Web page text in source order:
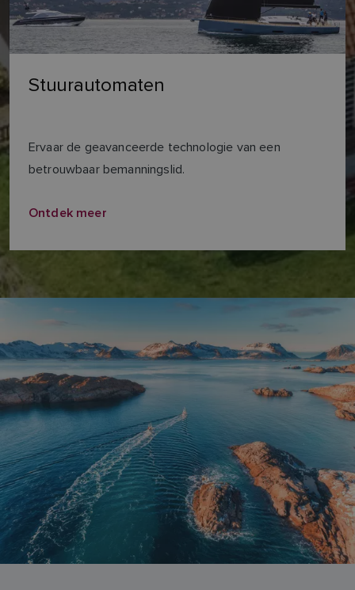
Stuurautomaten
Ervaar de geavanceerde technologie van een
betrouwbaar bemanningslid.
Ontdek meer